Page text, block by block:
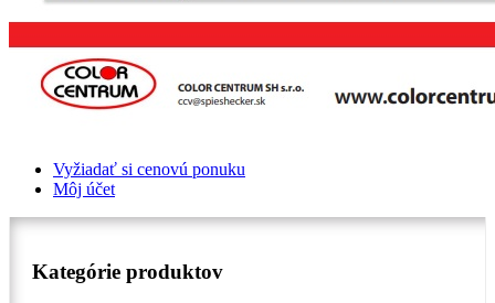
Vyžiadať si cenovú ponuku
Môj účet
Kategórie produktov